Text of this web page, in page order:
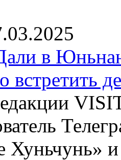
в
встретить
Хуньчунь»